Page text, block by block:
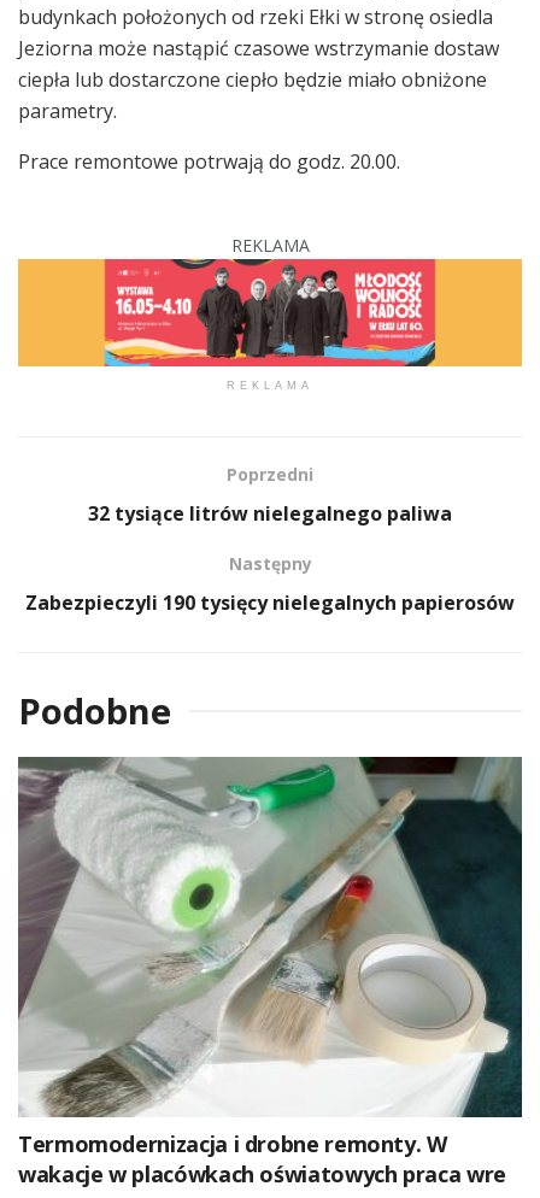
budynkach położonych od rzeki Ełki w stronę osiedla
Jeziorna może nastąpić czasowe wstrzymanie dostaw
ciepła lub dostarczone ciepło będzie miało obniżone
parametry.
Prace remontowe potrwają do godz. 20.00.
REKLAMA
REKLAMA
Poprzedni
32 tysiące litrów nielegalnego paliwa
Następny
Zabezpieczyli 190 tysięcy nielegalnych papierosów
Podobne
Termomodernizacja i drobne remonty. W
wakacje w placówkach oświatowych praca wre